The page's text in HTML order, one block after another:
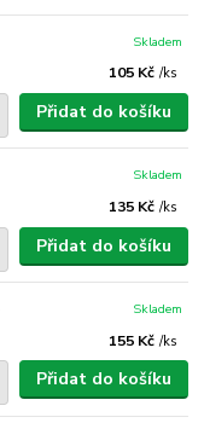
105 Kč /ks
Skladem
Přidat do košíku
135 Kč /ks
Skladem
Přidat do košíku
155 Kč /ks
Skladem
Přidat do košíku